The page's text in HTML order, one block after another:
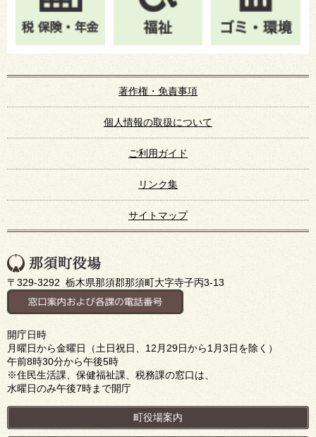
著作権・免責事項
個人情報の取扱について
ご利用ガイド
リンク集
サイトマップ
〒329-3292 栃木県那須郡那須町大字寺子丙3-13
開庁日時
月曜日から金曜日（土日祝日、12月29日から1月3日を除く）
午前8時30分から午後5時
※住民生活課、保健福祉課、税務課の窓口は、
水曜日のみ午後7時まで開庁
町役場案内